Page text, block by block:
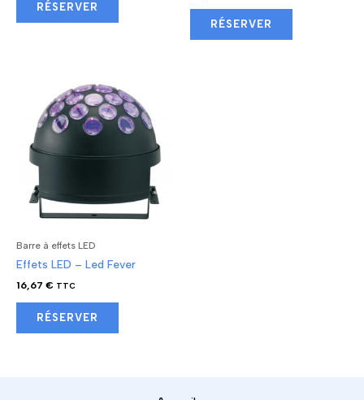
RÉSERVER
RÉSERVER
Barre à effets LED
Effets LED – Led Fever
16,67 € TTC
RÉSERVER